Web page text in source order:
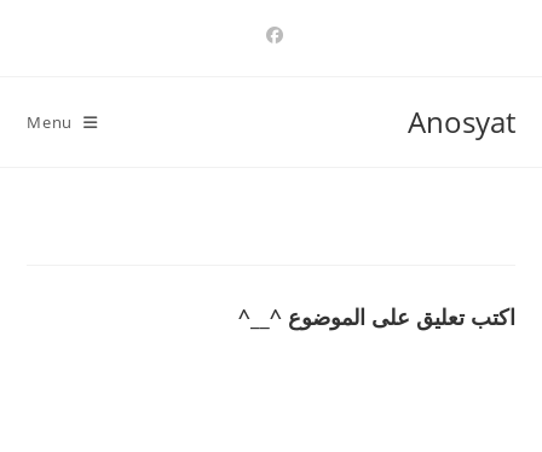
Anosyat
Menu
اكتب تعليق على الموضوع ^__^